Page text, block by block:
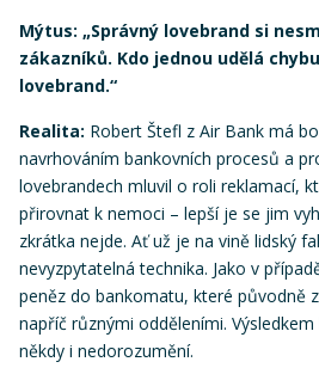
Mýtus: „Správný lovebrand si
zákazníků. Kdo jednou udělá
lovebrand.“
Realita: Robert Štefl z Air Bank má
navrhováním bankovních procesů a
lovebrandech mluvil o roli reklamací,
přirovnat k nemoci – lepší je se jim
zkrátka nejde. Ať už je na vině lidský
nevyzpytatelná technika. Jako v
peněz do bankomatu, které původně
napříč různými odděleními.
někdy i nedorozumění.